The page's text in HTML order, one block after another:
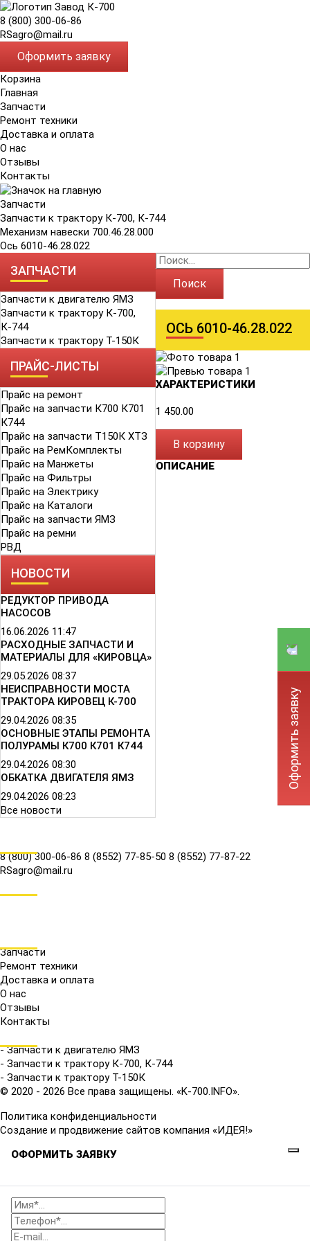
8 (800) 300-06-86
RSagro@mail.ru
Оформить заявку
Корзина
Главная
Запчасти
Ремонт техники
Доставка и оплата
О нас
Отзывы
Контакты
Запчасти
Запчасти к трактору К-700, К-744
Механизм навески 700.46.28.000
Ось 6010-46.28.022
ЗАПЧАСТИ
Запчасти к двигателю ЯМЗ
Запчасти к трактору К-700,
К-744
Запчасти к трактору Т-150К
ПРАЙС-ЛИСТЫ
Прайс на ремонт
Прайс на запчасти К700 К701
К744
Прайс на запчасти Т150К ХТЗ
Прайс на РемКомплекты
Прайс на Манжеты
Прайс на Фильтры
Прайс на Электрику
Прайс на Каталоги
Прайс на запчасти ЯМЗ
Прайс на ремни
РВД
НОВОСТИ
РЕДУКТОР ПРИВОДА
НАСОСОВ
16.06.2026 11:47
РАСХОДНЫЕ ЗАПЧАСТИ И
МАТЕРИАЛЫ ДЛЯ «КИРОВЦА»
29.05.2026 08:37
НЕИСПРАВНОСТИ МОСТА
ТРАКТОРА КИРОВЕЦ К-700
29.04.2026 08:35
ОСНОВНЫЕ ЭТАПЫ РЕМОНТА
ПОЛУРАМЫ К700 К701 К744
29.04.2026 08:30
ОБКАТКА ДВИГАТЕЛЯ ЯМЗ
29.04.2026 08:23
Все новости
Поиск
ОСЬ 6010-46.28.022
ХАРАКТЕРИСТИКИ
1 450.00
В корзину
ОПИСАНИЕ
8 (800) 300-06-86 8 (8552) 77-85-50 8 (8552) 77-87-22
RSagro@mail.ru
Запчасти
Ремонт техники
Доставка и оплата
О нас
Отзывы
Контакты
- Запчасти к двигателю ЯМЗ
- Запчасти к трактору К-700, К-744
- Запчасти к трактору Т-150К
© 2020 - 2026 Все права защищены. «K-700.INFO».
Политика конфиденциальности
Создание и продвижение сайтов компания «ИДЕЯ!»
Оформить заявку
ОФОРМИТЬ ЗАЯВКУ